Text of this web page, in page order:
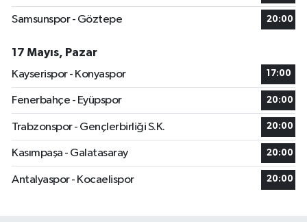
Samsunspor - Göztepe 20:00
17 Mayıs, Pazar
Kayserispor - Konyaspor
17:00
Fenerbahçe - Eyüpspor 20:00
Trabzonspor - Gençlerbirliği S.K. 20:00
Kasımpaşa - Galatasaray 20:00
Antalyaspor - Kocaelispor 20:00